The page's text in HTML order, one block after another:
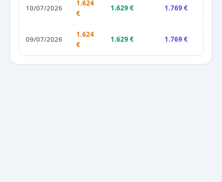
10/07/2026
1.624
€
1.629 € 1.769 €
09/07/2026
1.624
€
1.629 € 1.769 €